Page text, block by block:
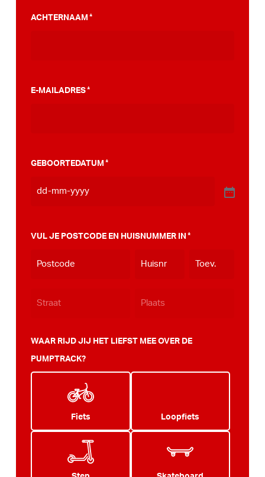
ACHTERNAAM *
E-MAILADRES*
GEBOORTEDATUM *
VUL JE POSTCODE EN HUISNUMMER IN *
WAAR RIJD JIJ HET LIEFST MEE OVER DE
PUMPTRACK?
Fiets Loopfiets